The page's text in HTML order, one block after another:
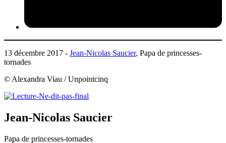
13 décembre 2017 - Jean-Nicolas Saucier, Papa de princesses-
tornades
© Alexandra Viau / Unpointcinq
Jean-Nicolas Saucier
Papa de princesses-tornades